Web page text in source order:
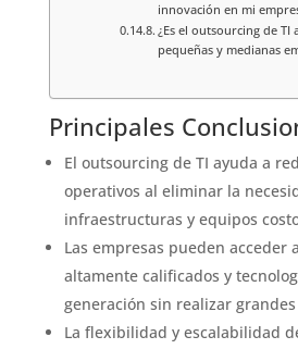
innovación en mi
¿Es el outsourcing de TI
pequeñas y medianas
Principales
El outsourcing de TI ayuda a
operativos al eliminar la
infraestructuras y equipos
Las empresas pueden acceder
altamente calificados y
generación sin realizar
La flexibilidad y escalabilidad